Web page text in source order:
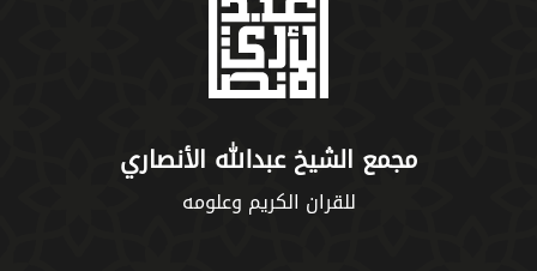
مجمع الشيخ عبدالله الأنصاري
للقران الكريم وعلومه